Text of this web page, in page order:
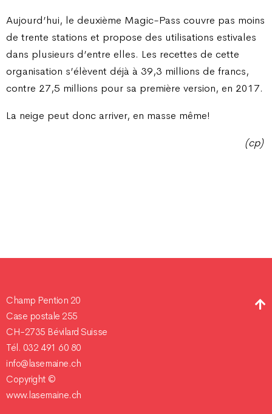
Aujourd’hui, le deuxième Magic-Pass couvre pas moins
de trente stations et propose des utilisations estivales
dans plusieurs d’entre elles. Les recettes de cette
organisation s’élèvent déjà à 39,3 millions de francs,
contre 27,5 millions pour sa première version, en 2017.
La neige peut donc arriver, en masse même!
(cp)
Champ Pention 20
Case postale 255
CH-2735 Bévilard Suisse
Tél. 032 491 60 80
info@lasemaine.ch
Copyright ©
www.lasemaine.ch